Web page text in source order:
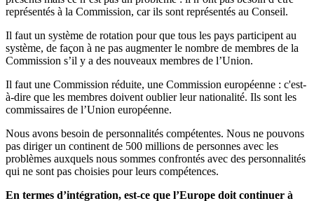
représentés à la Commission, car ils sont représentés au Conseil.
Il faut un système de rotation pour que tous les pays participent au
système, de façon à ne pas augmenter le nombre de membres de la
Commission s’il y a des nouveaux membres de l’Union.
Il faut une Commission réduite, une Commission européenne : c'est-
à-dire que les membres doivent oublier leur nationalité. Ils sont les
commissaires de l’Union européenne.
Nous avons besoin de personnalités compétentes. Nous ne pouvons
pas diriger un continent de 500 millions de personnes avec les
problèmes auxquels nous sommes confrontés avec des personnalités
qui ne sont pas choisies pour leurs compétences.
En termes d’intégration, est-ce que l’Europe doit continuer à